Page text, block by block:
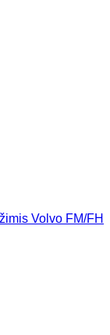
Volvo FM/FH